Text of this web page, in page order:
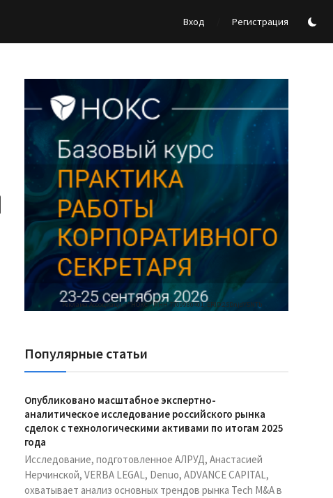
Вход Регистрация
Реклама Ассоциации "НОКС", ИНН 7709980401, ERID:2SDnjdY5NTb
Популярные статьи
Опубликовано масштабное экспертно-
аналитическое исследование российского рынка
сделок с технологическими активами по итогам 2025
года
Исследование, подготовленное АЛРУД, Анастасией
Нерчинской, VERBA LEGAL, Denuo, ADVANCE CAPITAL,
охватывает анализ основных трендов рынка Tech M&A в